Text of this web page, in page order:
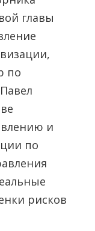
главы
по
и
по
рисков